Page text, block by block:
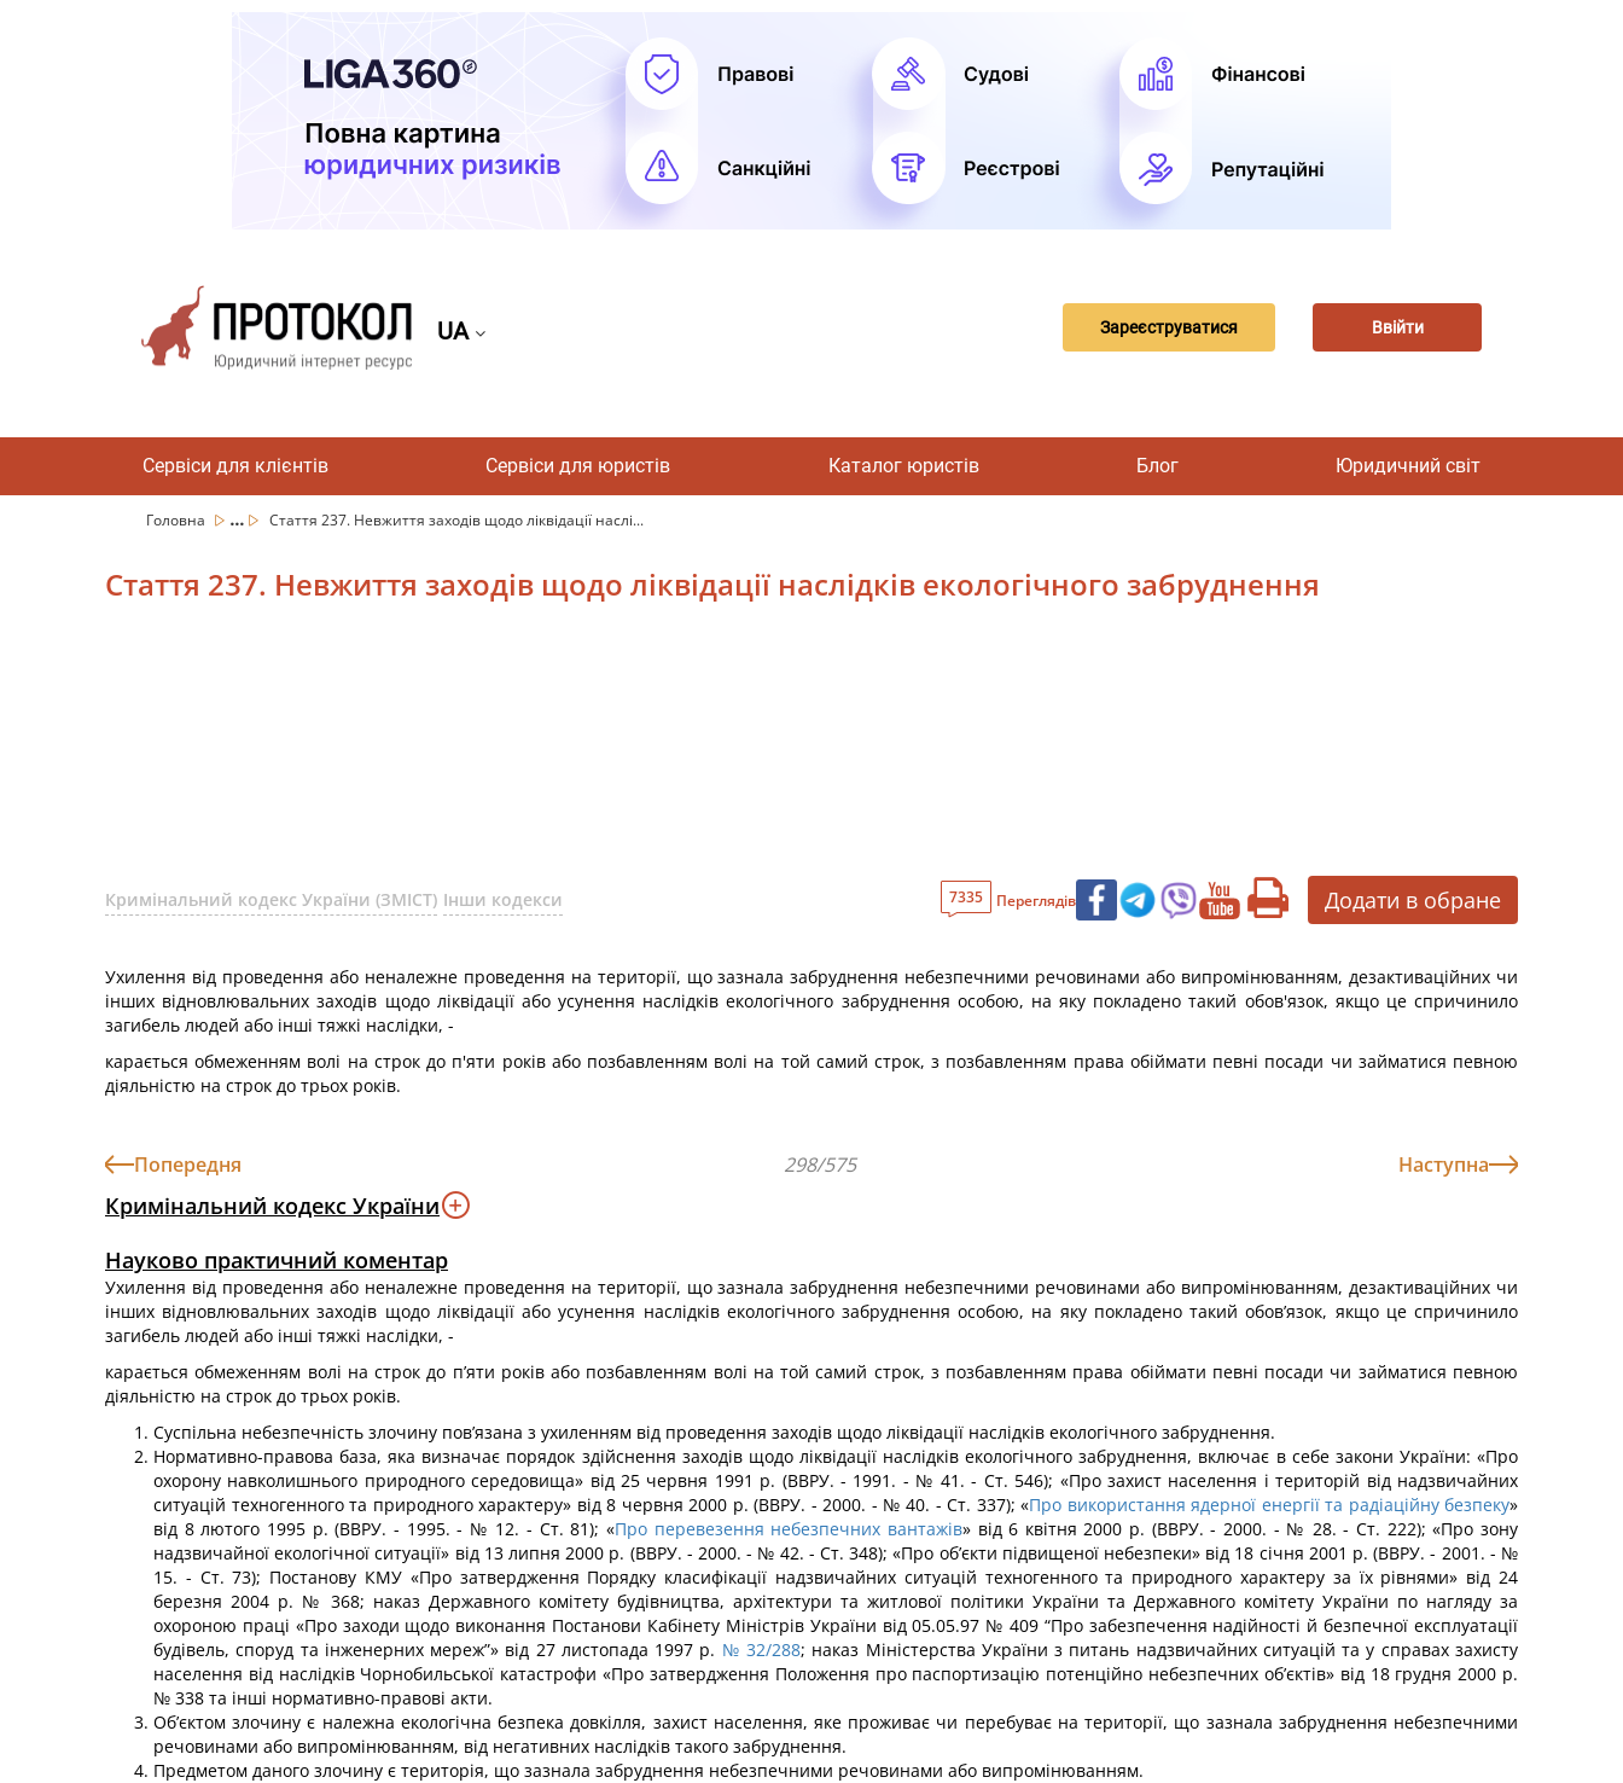
UA Зареєструватися Ввійти
Сервіси для клієнтів Сервіси для юристів Каталог юристів Блог Юридичний світ
Головна ... Стаття 237. Невжиття заходів щодо ліквідації наслі...
Стаття 237. Невжиття заходів щодо ліквідації наслідків екологічного забруднення
Кримінальний кодекс України (ЗМІСТ) Інши кодекси 7335 Переглядів Додати в обране
Ухилення від проведення або неналежне проведення на території, що зазнала забруднення небезпечними речовинами або випромінюванням, дезактиваційних чи
інших відновлювальних заходів щодо ліквідації або усунення наслідків екологічного забруднення особою, на яку покладено такий обов'язок, якщо це спричинило
загибель людей або інші тяжкі наслідки, -
карається обмеженням волі на строк до п'яти років або позбавленням волі на той самий строк, з позбавленням права обіймати певні посади чи займатися певною
діяльністю на строк до трьох років.
Попередня 298/575 Наступна
Кримінальний кодекс України
Науково практичний коментар
Ухилення від проведення або неналежне проведення на території, що зазнала забруднення небезпечними речовинами або випромінюванням, дезактиваційних чи
інших відновлювальних заходів щодо ліквідації або усунення наслідків еко­логічного забруднення особою, на яку покладено такий обов’язок, якщо це спри­чинило
загибель людей або інші тяжкі наслідки, -
карається обмеженням волі на строк до п’яти років або позбавленням волі на той самий строк, з позбавленням права обіймати певні посади чи займатися певною
діяльністю на строк до трьох років.
Суспільна небезпечність злочину пов’язана з ухиленням від проведення заходів щодо ліквідації наслідків екологічного забруднення.
Нормативно-правова база, яка визначає порядок здійснення заходів щодо лікві­дації наслідків екологічного забруднення, включає в себе закони України: «Про
охо­рону навколишнього природного середовища» від 25 червня 1991 р. (ВВРУ. - 1991. - № 41. - Ст. 546); «Про захист населення і територій від надзвичайних
ситуацій техногенного та природного характеру» від 8 червня 2000 р. (ВВРУ. - 2000. - № 40. - Ст. 337); «Про використання ядерної енергії та радіаційну безпеку»
від 8 люто­го 1995 р. (ВВРУ. - 1995. - № 12. - Ст. 81); «Про перевезення небезпечних вантажів» від 6 квітня 2000 р. (ВВРУ. - 2000. - № 28. - Ст. 222); «Про зону
надзвичайної еко­логічної ситуації» від 13 липня 2000 р. (ВВРУ. - 2000. - № 42. - Ст. 348); «Про об’єкти підвищеної небезпеки» від 18 січня 2001 р. (ВВРУ. - 2001. - №
15. - Ст. 73); Поста­нову КМУ «Про затвердження Порядку класифікації надзвичайних ситуацій техно­генного та природного характеру за їх рівнями» від 24
березня 2004 р. № 368; наказ Державного комітету будівництва, архітектури та житлової політики України та Дер­жавного комітету України по нагляду за
охороною праці «Про заходи щодо вико­нання Постанови Кабінету Міністрів України від 05.05.97 № 409 “Про забезпечення надійності й безпечної експлуатації
будівель, споруд та інженерних мереж”» від 27 листопада 1997 р. № 32/288; наказ Міністерства України з питань надзвичайних ситуацій та у справах захисту
населення від наслідків Чорнобильської катастрофи «Про затвердження Положення про паспортизацію потенційно небезпечних об’єктів» від 18 грудня 2000 р.
№ 338 та інші нормативно-правові акти.
Об’єктом злочину є належна екологічна безпека довкілля, захист населення, яке проживає чи перебуває на території, що зазнала забруднення небезпечними
речо­винами або випромінюванням, від негативних наслідків такого забруднення.
Предметом даного злочину є територія, що зазнала забруднення небезпечними речовинами або випромінюванням.